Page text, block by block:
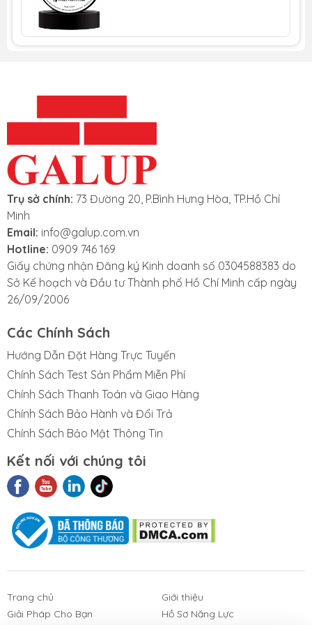
Liệu Nhám
Phim Cách
Sản Phẩm
Bảng mô tả thông tin kỹ thuật băng keo cách điện 3M
Scotch 35:
Trụ sở chính: 73 Đường 20, P.Bình Hưng Hòa, TP.Hồ Chí
Minh
Email: info@galup.com.vn
Hotline: 0909 746 169
Giấy chứng nhận Đăng ký Kinh doanh số 0304588383 do
Sở Kế hoạch và Đầu tư Thành phố Hồ Chí Minh cấp ngày
26/09/2006
Các Chính Sách
Hướng Dẫn Đặt Hàng Trực Tuyến
Chính Sách Test Sản Phẩm Miễn Phí
Chính Sách Thanh Toán và Giao Hàng
Chính Sách Bảo Hành và Đổi Trả
Chính Sách Bảo Mật Thông Tin
Kết nối với chúng tôi
Trang chủ
Giới thiệu
Giải Pháp Cho Bạn
Hồ Sơ Năng Lực